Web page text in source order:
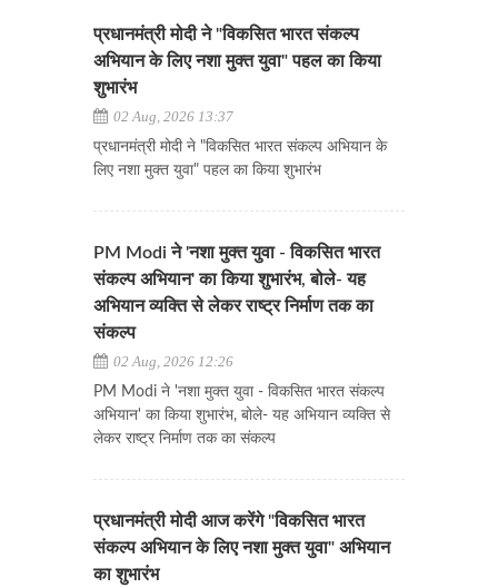
प्रधानमंत्री मोदी ने "विकसित भारत संकल्प
अभियान के लिए नशा मुक्त युवा" पहल का किया
शुभारंभ
02 Aug, 2026 13:37
प्रधानमंत्री मोदी ने "विकसित भारत संकल्प अभियान के
लिए नशा मुक्त युवा" पहल का किया शुभारंभ
PM Modi ने 'नशा मुक्त युवा - विकसित भारत
संकल्प अभियान' का किया शुभारंभ, बोले- यह
अभियान व्यक्ति से लेकर राष्ट्र निर्माण तक का
संकल्प
02 Aug, 2026 12:26
PM Modi ने 'नशा मुक्त युवा - विकसित भारत संकल्प
अभियान' का किया शुभारंभ, बोले- यह अभियान व्यक्ति से
लेकर राष्ट्र निर्माण तक का संकल्प
प्रधानमंत्री मोदी आज करेंगे "विकसित भारत
संकल्प अभियान के लिए नशा मुक्त युवा" अभियान
का शुभारंभ